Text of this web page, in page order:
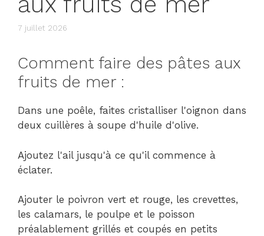
7 juillet 2026
Comment faire des pâtes aux
fruits de mer :
Dans une poêle, faites cristalliser l'oignon dans
deux cuillères à soupe d'huile d'olive.
Ajoutez l'ail jusqu'à ce qu'il commence à
éclater.
Ajouter le poivron vert et rouge, les crevettes,
les calamars, le poulpe et le poisson
préalablement grillés et coupés en petits